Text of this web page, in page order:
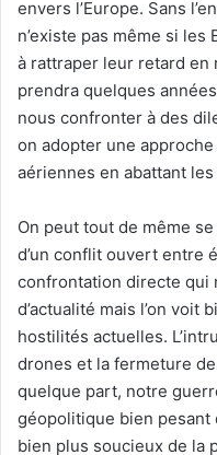
envers l’Europe. Sans
n’existe pas même si
à rattraper leur retard en
prendra quelques
nous confronter à des
on adopter une
aériennes en abattant
On peut tout de même
d’un conflit ouvert entre
confrontation directe qui
d’actualité mais l’on voit
hostilités actuelles.
drones et la fermeture
quelque part, notre
géopolitique bien pesant
bien plus soucieux de la